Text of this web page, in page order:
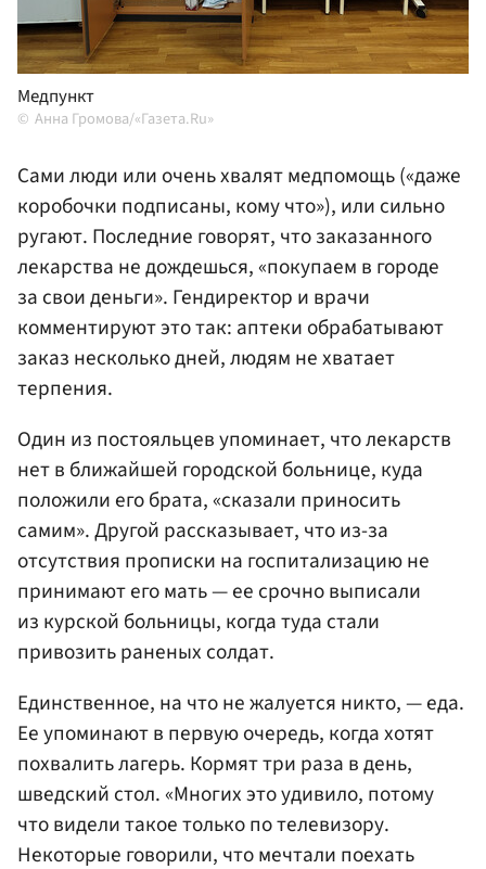
Медпункт
Анна Громова/«Газета.Ru»
Сами люди или очень хвалят медпомощь («даже
коробочки подписаны, кому что»), или сильно
ругают. Последние говорят, что заказанного
лекарства не дождешься, «покупаем в городе
за свои деньги». Гендиректор и врачи
комментируют это так: аптеки обрабатывают
заказ несколько дней, людям не хватает
терпения.
Один из постояльцев упоминает, что лекарств
нет в ближайшей городской больнице, куда
положили его брата, «сказали приносить
самим». Другой рассказывает, что из-за
отсутствия прописки на госпитализацию не
принимают его мать — ее срочно выписали
из курской больницы, когда туда стали
привозить раненых солдат.
Единственное, на что не жалуется никто, — еда.
Ее упоминают в первую очередь, когда хотят
похвалить лагерь. Кормят три раза в день,
шведский стол. «Многих это удивило, потому
что видели такое только по телевизору.
Некоторые говорили, что мечтали поехать